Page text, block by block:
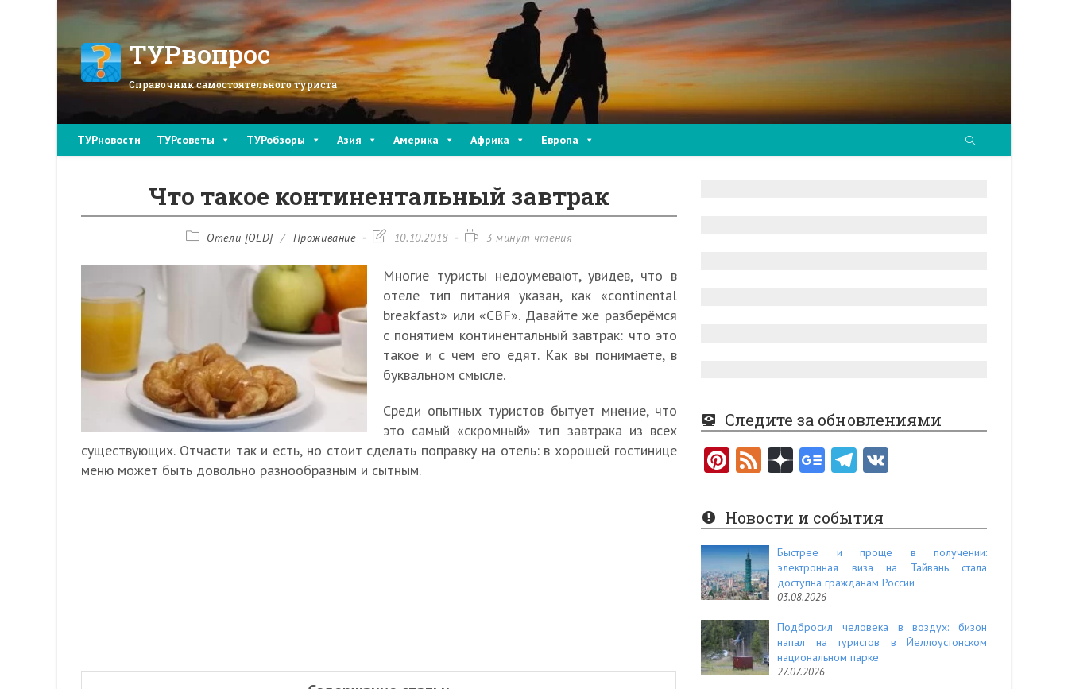
ТУРвопрос
Справочник самостоятельного туриста
ТУРновости ТУРсоветы ТУРобзоры Азия Америка Африка Европа
Что такое континентальный завтрак
РубрикаОтели [OLD] / Проживание
Запись10.10.2018
Время3 минут чтения
Многие туристы недоумевают, увидев, что в
отеле тип питания указан, как «continental
breakfast» или «CBF». Давайте же разберёмся
с понятием континентальный завтрак: что это
такое и с чем его едят. Как вы понимаете, в
буквальном смысле.
Среди опытных туристов бытует мнение, что
это самый «скромный» тип завтрака из всех
существующих. Отчасти так и есть, но стоит сделать поправку на отель: в хорошей гостинице
меню может быть довольно разнообразным и сытным.
Следите за обновлениями
Pi
er
es
t
F
e
d
Новости и события
Быстрее и проще в получении:
электронная виза на Тайвань стала
доступна гражданам России
03.08.2026
Подбросил человека в воздух: бизон
напал на туристов в Йеллоустонском
национальном парке
27.07.2026